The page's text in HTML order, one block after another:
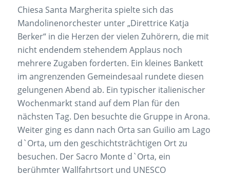
Chiesa Santa Margherita spielte sich das
Mandolinenorchester unter „Direttrice Katja
Berker“ in die Herzen der vielen Zuhörern, die mit
nicht endendem stehendem Applaus noch
mehrere Zugaben forderten. Ein kleines Bankett
im angrenzenden Gemeindesaal rundete diesen
gelungenen Abend ab. Ein typischer italienischer
Wochenmarkt stand auf dem Plan für den
nächsten Tag. Den besuchte die Gruppe in Arona.
Weiter ging es dann nach Orta san Guilio am Lago
d`Orta, um den geschichtsträchtigen Ort zu
besuchen. Der Sacro Monte d`Orta, ein
berühmter Wallfahrtsort und UNESCO